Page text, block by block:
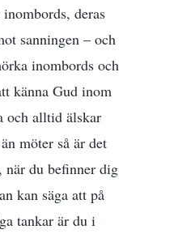
deras
sanningen – och
inombords och
känna Gud inom
och alltid älskar
möter så är det
när du befinner dig
kan säga att på
tankar är du i